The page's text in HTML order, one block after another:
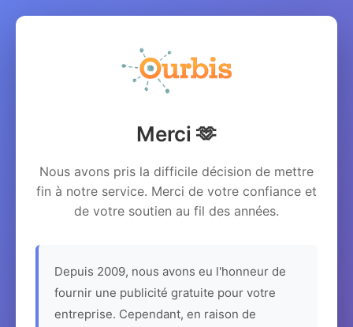
Merci 🫶
Nous avons pris la difficile décision de mettre
fin à notre service. Merci de votre confiance et
de votre soutien au fil des années.
Depuis 2009, nous avons eu l'honneur de
fournir une publicité gratuite pour votre
entreprise. Cependant, en raison de